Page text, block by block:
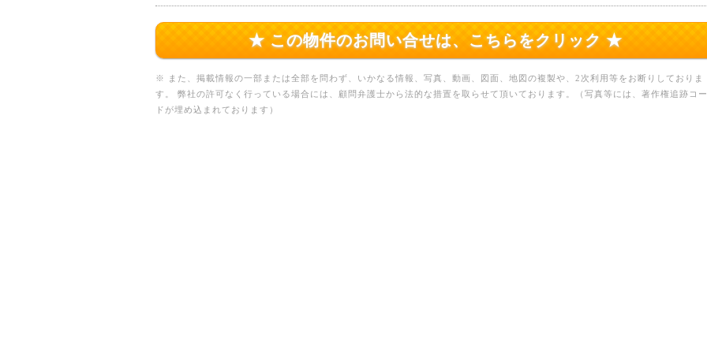
★ この物件のお問い合せは、こちらをクリック ★
※ また、掲載情報の一部または全部を問わず、いかなる情報、写真、動画、図面、地図の複製や、2次利用等をお断りしておりま
す。 弊社の許可なく行っている場合には、顧問弁護士から法的な措置を取らせて頂いております。（写真等には、著作権追跡コー
ドが埋め込まれております）